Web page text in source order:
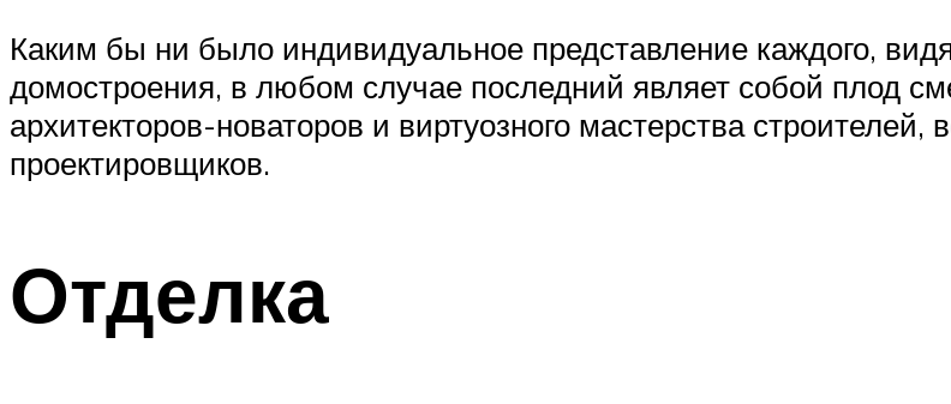
Каким бы ни было индивидуальное представление каждого,
домостроения, в любом случае последний являет собой плод
архитекторов-новаторов и виртуозного мастерства
проектировщиков.
Отделка